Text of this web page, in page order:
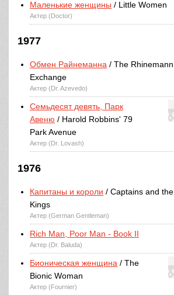
Маленькие женщины / Little Women
Актер (Doctor)
1977
Обмен Райнеманна / The Rhinemann
Exchange
Актер (Dr. Azevedo)
Семьдесят девять, Парк
Авеню / Harold Robbins' 79
Park Avenue
Актер (Dr. Lovash)
1976
Капитаны и короли / Captains and the
Kings
Актер (German Gentleman)
Rich Man, Poor Man - Book II
Актер (Dr. Baluda)
Бионическая женщина / The
Bionic Woman
Актер (Fournier)